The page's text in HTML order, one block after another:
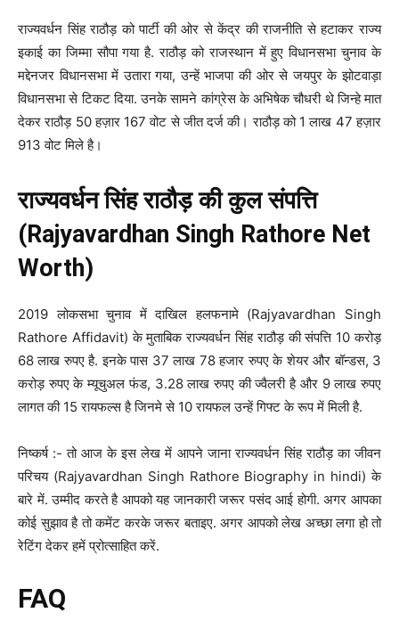
राज्यवर्धन सिंह राठौड़ को पार्टी की ओर से केंद्र की राजनीति से हटाकर राज्य
इकाई का जिम्मा सौपा गया है. राठौड़ को राजस्थान में हुए विधानसभा चुनाव के
मद्देनजर विधानसभा में उतारा गया, उन्हें भाजपा की ओर से जयपुर के झोटवाड़ा
विधानसभा से टिकट दिया. उनके सामने कांग्रेस के अभिषेक चौधरी थे जिन्हे मात
देकर राठौड़ 50 हज़ार 167 वोट से जीत दर्ज की। राठौड़ को 1 लाख 47 हज़ार
913 वोट मिले है।
राज्यवर्धन सिंह राठौड़ की कुल संपत्ति
(Rajyavardhan Singh Rathore Net
Worth)
2019 लोकसभा चुनाव में दाखिल हलफनामे (Rajyavardhan Singh
Rathore Affidavit) के मुताबिक राज्यवर्धन सिंह राठौड़ की संपत्ति 10 करोड़
68 लाख रुपए है. इनके पास 37 लाख 78 हजार रुपए के शेयर और बॉन्डस, 3
करोड़ रुपए के म्यूचुअल फंड, 3.28 लाख रुपए की ज्वैलरी है और 9 लाख रुपए
लागत की 15 रायफल्स है जिनमे से 10 रायफल उन्हें गिफ्ट के रूप में मिली है.
निष्कर्ष :- तो आज के इस लेख में आपने जाना राज्यवर्धन सिंह राठौड़ का जीवन
परिचय (Rajyavardhan Singh Rathore Biography in hindi) के
बारे में. उम्मीद करते है आपको यह जानकारी जरूर पसंद आई होगी. अगर आपका
कोई सुझाव है तो कमेंट करके जरूर बताइए. अगर आपको लेख अच्छा लगा हो तो
रेटिंग देकर हमें प्रोत्साहित करें.
FAQ